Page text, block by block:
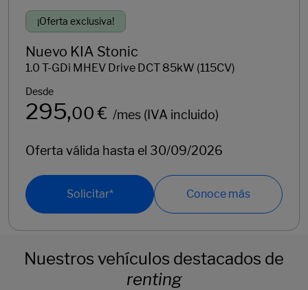
/mes (IVA incluido)
Oferta válida hasta el 30/09/2026
Solicitar* Conoce más
Nuestros vehículos destacados de
renting